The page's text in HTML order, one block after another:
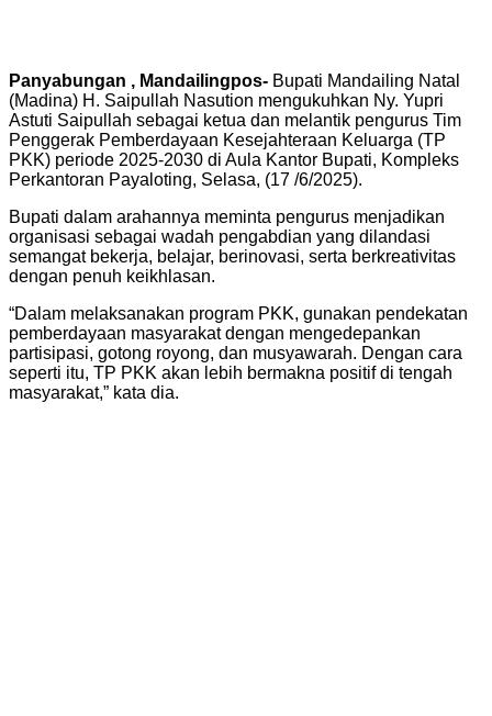
Panyabungan , Mandailingpos- Bupati Mandailing Natal
(Madina) H. Saipullah Nasution mengukuhkan Ny. Yupri
Astuti Saipullah sebagai ketua dan melantik pengurus Tim
Penggerak Pemberdayaan Kesejahteraan Keluarga (TP
PKK) periode 2025-2030 di Aula Kantor Bupati, Kompleks
Perkantoran Payaloting, Selasa, (17 /6/2025).
Bupati dalam arahannya meminta pengurus menjadikan
organisasi sebagai wadah pengabdian yang dilandasi
semangat bekerja, belajar, berinovasi, serta berkreativitas
dengan penuh keikhlasan.
“Dalam melaksanakan program PKK, gunakan pendekatan
pemberdayaan masyarakat dengan mengedepankan
partisipasi, gotong royong, dan musyawarah. Dengan cara
seperti itu, TP PKK akan lebih bermakna positif di tengah
masyarakat,” kata dia.